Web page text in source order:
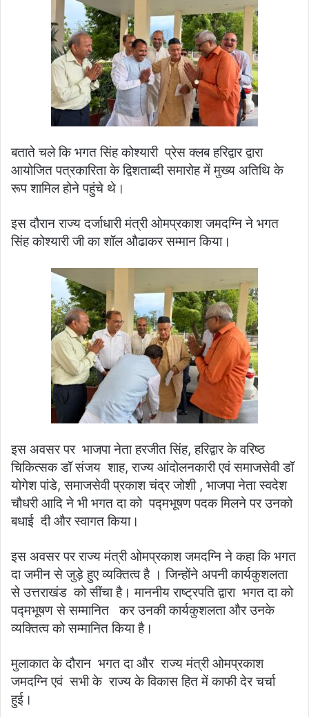
बताते चले कि भगत सिंह कोश्यारी प्रेस क्लब हरिद्वार द्वारा
आयोजित पत्रकारिता के द्विशताब्दी समारोह में मुख्य अतिथि के
रूप शामिल होने पहुंचे थे।
इस दौरान राज्य दर्जाधारी मंत्री ओमप्रकाश जमदग्नि ने भगत
सिंह कोश्यारी जी का शॉल औढाकर सम्मान किया।
इस अवसर पर भाजपा नेता हरजीत सिंह, हरिद्वार के वरिष्ठ
चिकित्सक डॉ संजय शाह, राज्य आंदोलनकारी एवं समाजसेवी डॉ
योगेश पांडे, समाजसेवी प्रकाश चंद्र जोशी , भाजपा नेता स्वदेश
चौधरी आदि ने भी भगत दा को पद्मभूषण पदक मिलने पर उनको
बधाई दी और स्वागत किया।
इस अवसर पर राज्य मंत्री ओमप्रकाश जमदग्नि ने कहा कि भगत
दा जमीन से जुड़े हुए व्यक्तित्व है । जिन्होंने अपनी कार्यकुशलता
से उत्तराखंड को सींचा है। माननीय राष्ट्रपति द्वारा भगत दा को
पद्मभूषण से सम्मानित कर उनकी कार्यकुशलता और उनके
व्यक्तित्व को सम्मानित किया है।
मुलाकात के दौरान भगत दा और राज्य मंत्री ओमप्रकाश
जमदग्नि एवं सभी के राज्य के विकास हित में काफी देर चर्चा
हुई।